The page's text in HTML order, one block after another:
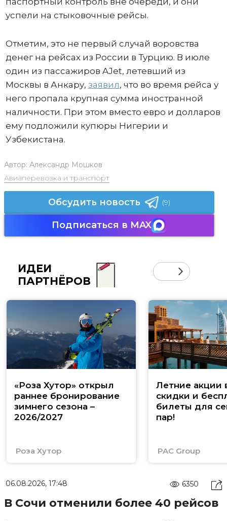
успели на стыковочные рейсы.
Отметим, это не первый случай воровства
денег на рейсах из России в Турцию. В июле
один из пассажиров AJet, летевший из
Москвы в Анкару, заявил, что во время рейса у
него пропала крупная сумма иностранной
наличности. При этом вместо евро и долларов
ему подложили купюры Нигерии и
Узбекистана.
Автор: Александр Мошков
Авиаперевозка и транспорт
Обсудить новость (9)
Подписаться в MAX
ИДЕИ
ПАРТНЁРОВ
«Роза Хутор» открыл
раннее бронирование
зимнего сезона –
2026/2027
Роза Хутор
Летние акции
скидки и
билеты для
пар!
PAC Group
06.08.2026, 17:48 6350
В Сочи отменили более 40 рейсов